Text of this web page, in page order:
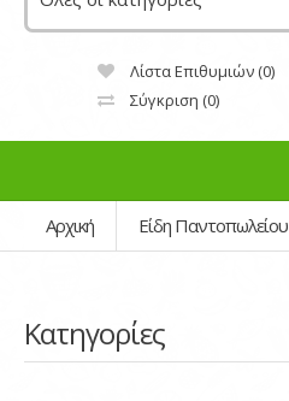
Λίστα Επιθυμιών (0)
Σύγκριση (0)
Αρχική Είδη Παντοπωλείου
Κατηγορίες